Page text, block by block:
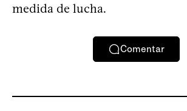
medida de lucha.
Comentar